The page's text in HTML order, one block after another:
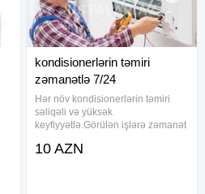
kondisionerlərin təmiri
zəmanətlə 7/24
Hər növ kondisionerlərin təmiri
səliqəli və yüksək
keyfiyyətlə.Görülən işlərə zəmanət
Sabuncu, Zabrat, Mastaga,
10 AZN